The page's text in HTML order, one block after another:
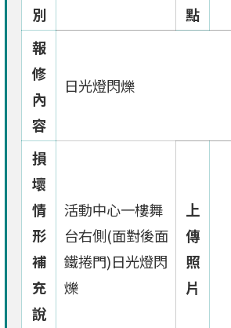
別
點
報
修
內
容
日光燈閃爍
損
壞
情
形
補
充
說
活動中心一樓舞
台右側(面對後面
鐵捲門)日光燈閃
爍
上
傳
照
片